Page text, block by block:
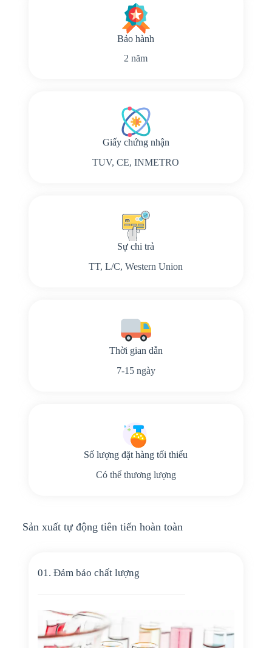
Bảo hành
2 năm
Giấy chứng nhận
TUV, CE, INMETRO
Sự chi trả
TT, L/C, Western Union
Thời gian dẫn
7-15 ngày
Số lượng đặt hàng tối thiểu
Có thể thương lượng
Sản xuất tự động tiên tiến hoàn toàn
01. Đảm bảo chất lượng